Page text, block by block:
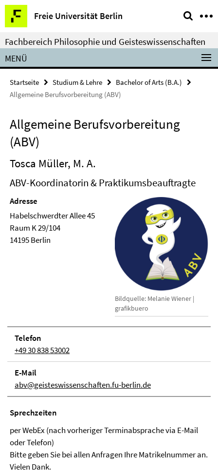
Springe
direkt
zu
Inhalt
Freie Universität Berlin
Service-
Navigation
Fachbereich Philosophie und Geisteswissenschaften
MENÜ
Startseite Studium & Lehre
Bachelor of Arts (B.A.)
Allgemeine Berufsvorbereitung (ABV)
Allgemeine Berufsvorbereitung
(ABV)
Tosca Müller, M. A.
ABV-Koordinatorin & Praktikumsbeauftragte
Bildquelle: Melanie Wiener |
grafikbuero
Adresse
Habelschwerdter Allee 45
Raum K 29/104
14195 Berlin
Telefon
+49 30 838 53002
E-Mail
abv@geisteswissenschaften.fu-berlin.de
Sprech­zei­ten
per WebEx (nach vorheriger Terminabsprache via E-Mail
oder Telefon)
Bitte geben Sie bei allen Anfragen Ihre Matrikelnummer an.
Vielen Dank.